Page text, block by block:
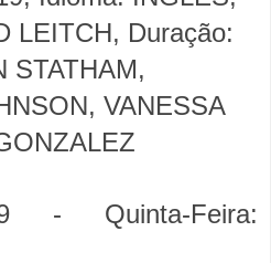
LEITCH, Duração:
STATHAM,
VANESSA
- Quinta-Feira: